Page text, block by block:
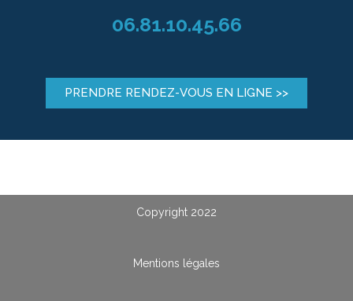
06.81.10.45.66
PRENDRE RENDEZ-VOUS EN LIGNE >>
Copyright 2022
Mentions légales